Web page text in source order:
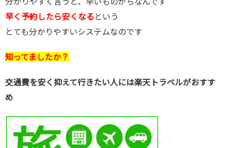
早く予約したら安くなる という
とても分かりやすいシステムなのです
知ってましたか？
交通費を安く抑えて行きたい人には楽天トラベルがおすす
め